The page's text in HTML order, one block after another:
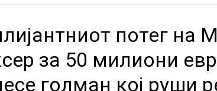
потег на
за 50 милиони
голман кој руши